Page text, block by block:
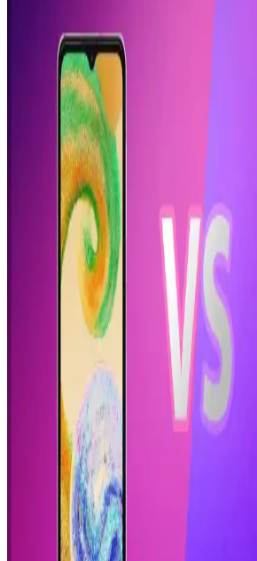
Günümüzde akıllı telefonlar, tabletler ve
yaşamın vazgeçilmezleri haline geldi.
gelişmiş özellikler ve yeni teknolojilerle
iletişimden eğlenceye birçok alanda fark
Geleceğin Akıllı Telefonları ve
Yapay Zeka ve Esnek Ekranlar
Geleceğin telefonları, yapay zeka,
sensörlerle donatılarak, kullanıcı deneyimini
iPhone 11'in Boyutları ve
Etkileri Üzerine Analiz
iPhone 11'in boyutları, kullanım kolaylığı ve
önemli rol oynar. Hafif ve ince yapısı,
kullanıcı deneyimini artırır.
Akıllı Telefonlar ve Migros
Trendler ve Özellikler
Güncel telefon modelleri ve Migros
hızlandırıyor, pratik hale getiriyor ve
zenginleştiriyor.
Samsung'un Kullanışlı ve
Modelleri ve Özellikleri
Samsung'un çeşitli modelleri yüksek
kullanıcı dostu özellikleriyle öne çıkıyor.
sayesinde her ihtiyaca uygun akıllı telefonlar